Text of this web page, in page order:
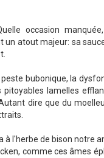
occasion
un atout majeur: sa
bubonique, la
lamelles
dire que du
à l'herbe de bison notre
comme ces âmes